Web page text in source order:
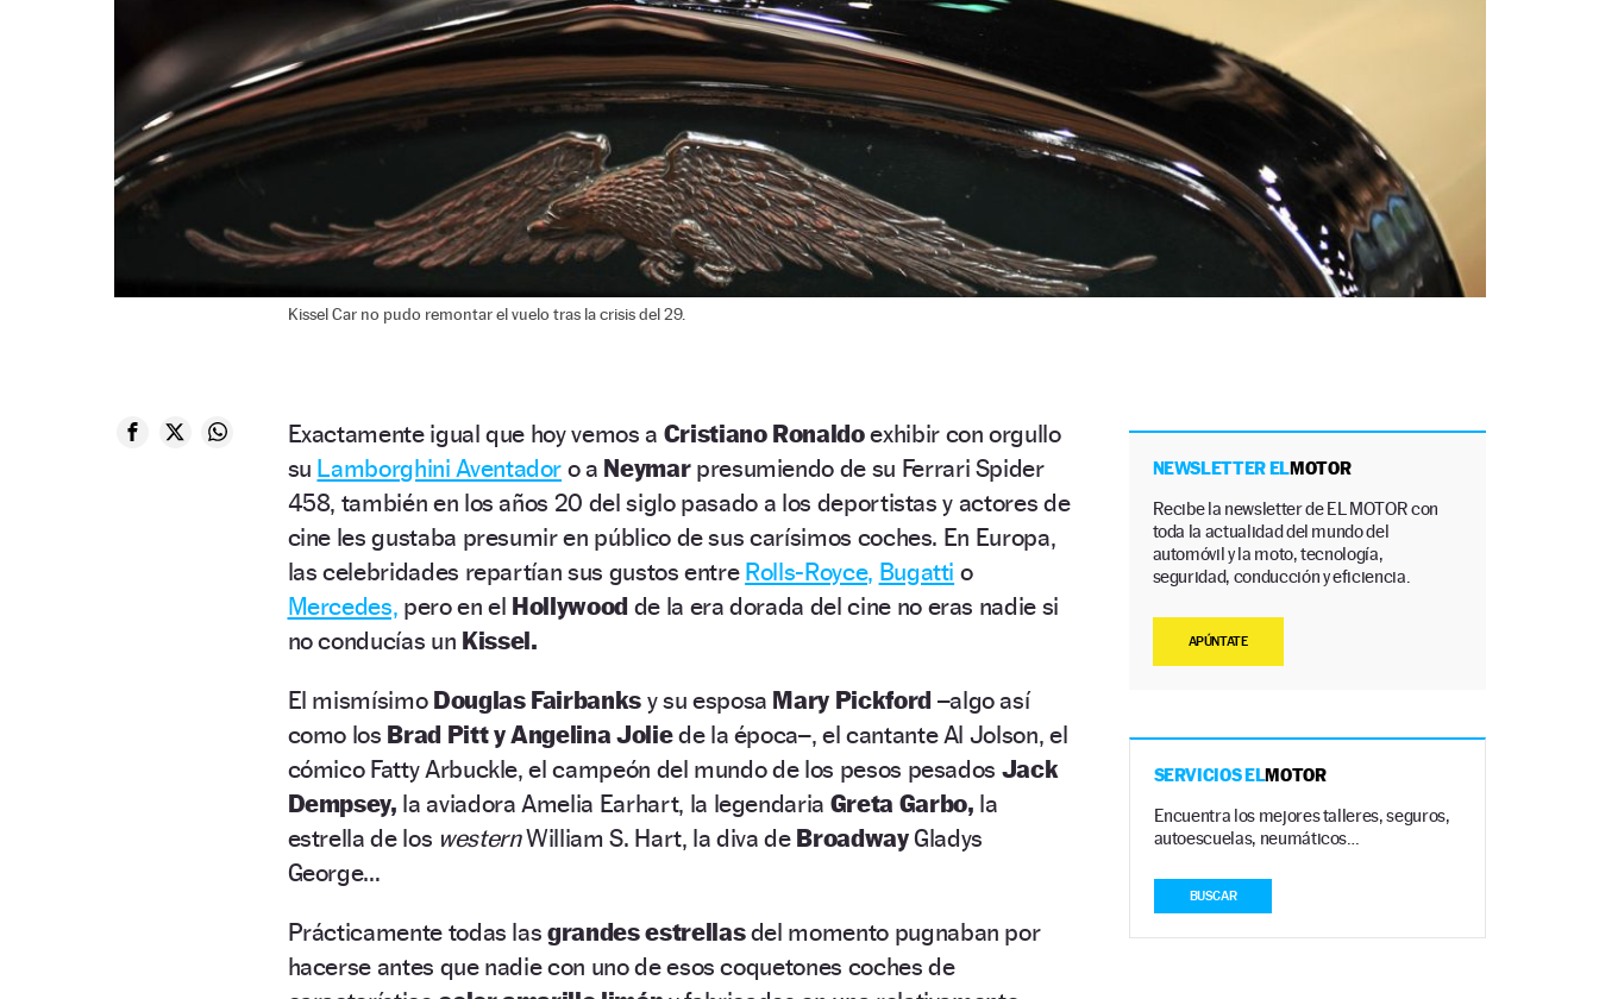
Kissel Car no pudo remontar el vuelo tras la crisis del 29.
Exactamente igual que hoy vemos a Cristiano Ronaldoexhibir con orgullo
su Lamborghini Aventador o a Neymarpresumiendo de su Ferrari Spider
458, también en los años 20 del siglo pasado a los deportistas y actores de
cine les gustaba presumir en público de sus carísimos coches. En Europa,
las celebridades repartían sus gustos entre Rolls-Royce, Bugatti o
Mercedes, pero en el Hollywood de la era dorada del cine no eras nadie si
no conducías un Kissel.
El mismísimo Douglas Fairbanks y su esposa Mary Pickford–algo así
como los Brad Pitt y Angelina Joliede la época–, el cantante Al Jolson, el
cómico Fatty Arbuckle, el campeón del mundo de los pesos pesados Jack
Dempsey, la aviadora Amelia Earhart, la legendaria Greta Garbo, la
estrella de los westernWilliam S. Hart, la diva de BroadwayGladys
George…
Prácticamente todas lasgrandes estrellasdel momento pugnaban por
hacerse antes que nadie con uno de esos coquetones coches de
NEWSLETTER ELMOTOR
Recibe la newsletter de EL MOTOR con
toda la actualidad del mundo del
automóvil y la moto, tecnología,
seguridad, conducción y eficiencia.
APÚNTATE
SERVICIOS ELMOTOR
Encuentra los mejores talleres, seguros,
autoescuelas, neumáticos…
BUSCAR